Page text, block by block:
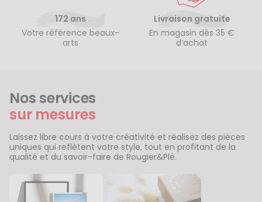
172 ans
Votre référence beaux-
arts
Livraison gratuite
En magasin dès 35 €
d’achat
Nos services
sur mesures
Laissez libre cours à votre créativité et réalisez des pièces
uniques qui reflètent votre style, tout en profitant de la
qualité et du savoir-faire de Rougier&Plé.